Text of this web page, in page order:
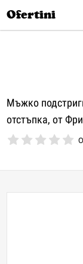
Ofertini
Мъжко
отстъпка, от